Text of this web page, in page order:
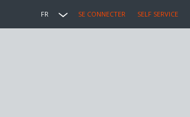
FR SE CONNECTER SELF SERVICE